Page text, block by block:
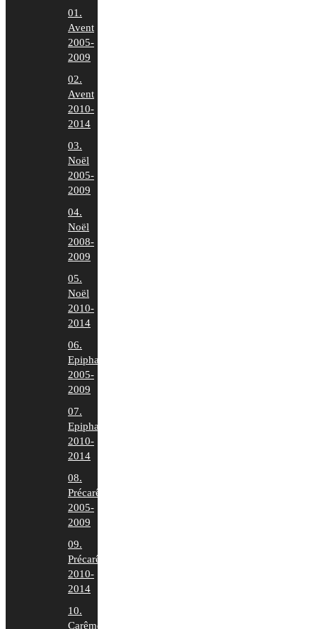
01.
Avent
2005-
2009
02.
Avent
2010-
2014
03.
Noël
2005-
2009
04.
Noël
2008-
2009
05.
Noël
2010-
2014
06.
Epiphanie
2005-
2009
07.
Epiphanie
2010-
2014
08.
Précarême
2005-
2009
09.
Précarême
2010-
2014
10.
Carême